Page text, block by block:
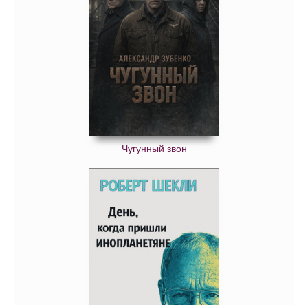
Чугунный звон